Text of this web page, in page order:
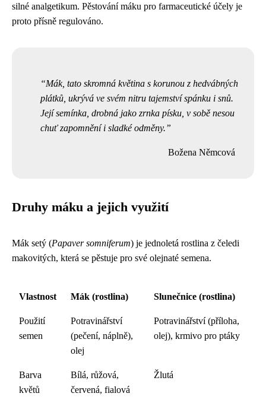
silné analgetikum. Pěstování máku pro farmaceutické účely je
proto přísně regulováno.
Mák, tato skromná květina s korunou z hedvábných
plátků, ukrývá ve svém nitru tajemství spánku i snů.
Její semínka, drobná jako zrnka písku, v sobě nesou
chuť zapomnění i sladké odměny.
Božena Němcová
Druhy máku a jejich využití
Mák setý (Papaver somniferum) je jednoletá rostlina z čeledi
makovitých, která se pěstuje pro své olejnaté semena.
Vlastnost Mák (rostlina) Slunečnice (rostlina)
Použití
semen
Potravinářství
(pečení, náplně),
olej
Potravinářství (příloha,
olej), krmivo pro ptáky
Barva
květů
Bílá, růžová,
červená, fialová
Žlutá